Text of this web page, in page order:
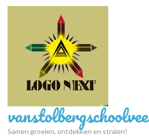
Ga
Samen groeien, ontdekken en stralen!